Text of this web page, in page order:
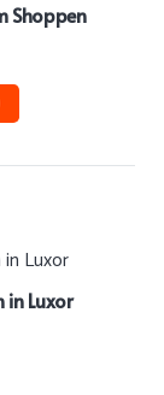
Shoppen
in Luxor